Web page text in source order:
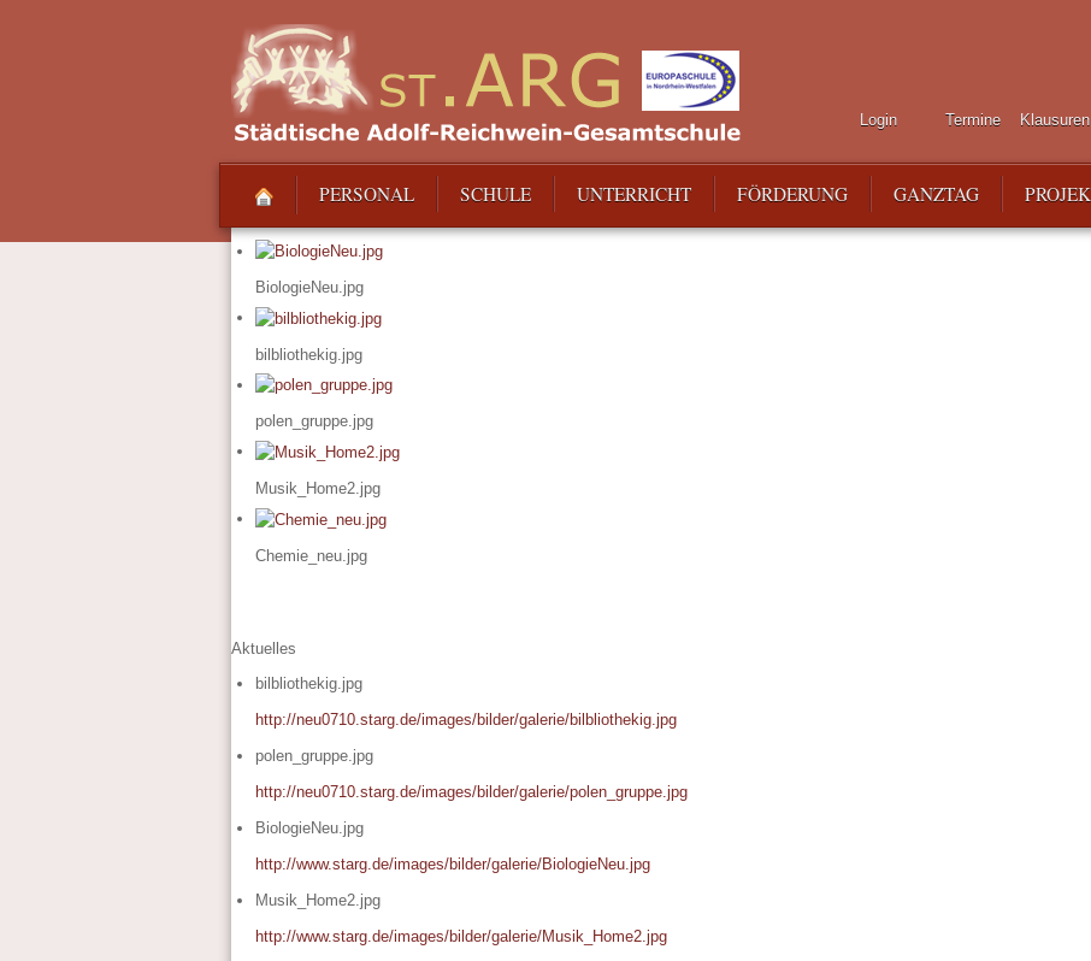
Login
Termine Klausuren
PERSONAL SCHULE UNTERRICHT FÖRDERUNG GANZTAG
BiologieNeu.jpg
bilbliothekig.jpg
polen_gruppe.jpg
Musik_Home2.jpg
Chemie_neu.jpg
Aktuelles
bilbliothekig.jpg
http://neu0710.starg.de/images/bilder/galerie/bilbliothekig.jpg
polen_gruppe.jpg
http://neu0710.starg.de/images/bilder/galerie/polen_gruppe.jpg
BiologieNeu.jpg
http://www.starg.de/images/bilder/galerie/BiologieNeu.jpg
Musik_Home2.jpg
http://www.starg.de/images/bilder/galerie/Musik_Home2.jpg